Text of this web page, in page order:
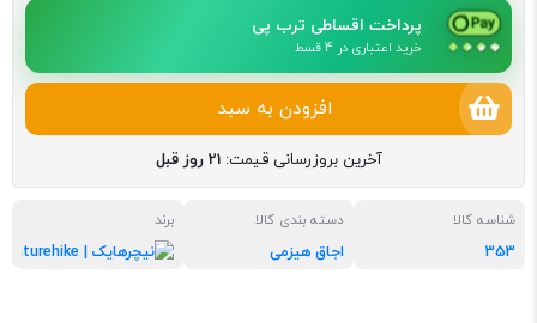
پرداخت اقساطی ترب پی
خرید اعتباری در 4 قسط
افزودن به سبد
آخرین بروزرسانی قیمت:21 روز قبل
شناسه کالا
353
دسته بندی کالا
اجاق هیزمی
برند